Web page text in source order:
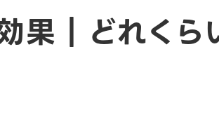
果｜どれく